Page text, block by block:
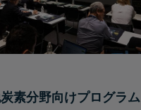
素分野向けプログラム